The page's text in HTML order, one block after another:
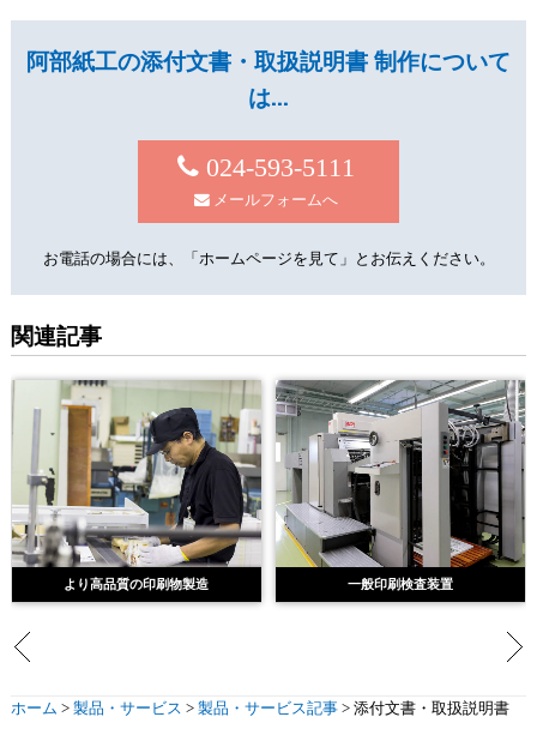
阿部紙工の添付文書・取扱説明書 制作について
は…
024-593-5111
メールフォームへ
お電話の場合には、「ホームページを見て」とお伝えください。
関連記事
より高品質の印刷物製造 一般印刷検査装置
ホーム > 製品・サービス > 製品・サービス記事> 添付文書・取扱説明書